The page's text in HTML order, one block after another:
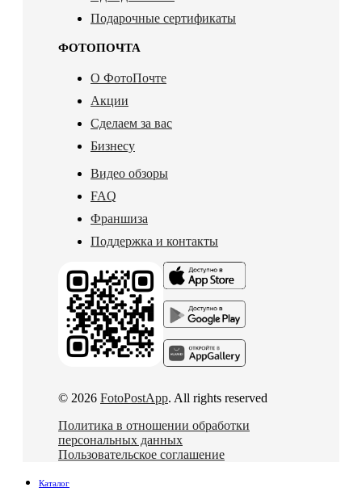
Подарочные сертификаты
ФОТОПОЧТА
О ФотоПочте
Акции
Сделаем за вас
Бизнесу
Видео обзоры
FAQ
Франшиза
Поддержка и контакты
© 2026 FotoPostApp. All rights reserved
Политика в отношении обработки
персональных данных
Пользовательское соглашение
Каталог